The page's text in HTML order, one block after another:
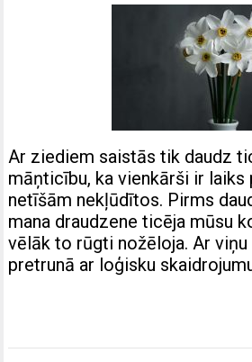
Ar ziediem saistās tik daudz
māņticību, ka vienkārši ir laiks
netīšām nekļūdītos. Pirms
mana draudzene ticēja mūsu
vēlāk to rūgti nožēloja. Ar
pretrunā ar loģisku